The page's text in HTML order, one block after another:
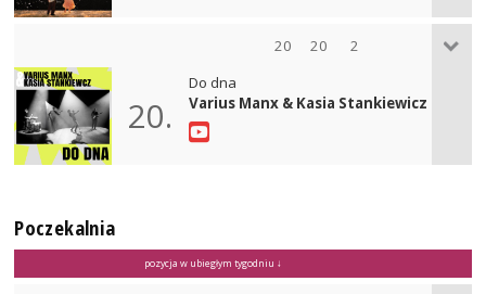
20 20 2
20.
Do dna
Varius Manx & Kasia Stankiewicz
Poczekalnia
pozycja w ubiegłym tygodniu ↓